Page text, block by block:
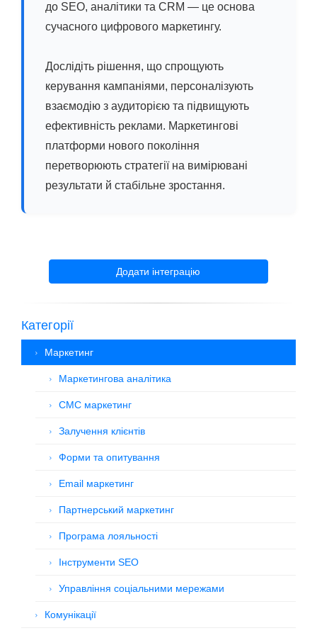
до SEO, аналітики та CRM — це основа
сучасного цифрового маркетингу.
Дослідіть рішення, що спрощують
керування кампаніями, персоналізують
взаємодію з аудиторією та підвищують
ефективність реклами. Маркетингові
платформи нового покоління
перетворюють стратегії на вимірювані
результати й стабільне зростання.
Додати інтеграцію
Категорії
Маркетинг
Маркетингова аналітика
СМС маркетинг
Залучення клієнтів
Форми та опитування
Email маркетинг
Партнерський маркетинг
Програма лояльності
Інструменти SEO
Управління соціальними мережами
Комунікації